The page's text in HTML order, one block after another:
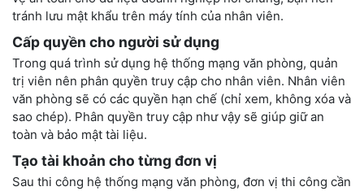
tránh lưu mật khẩu trên máy tính của nhân viên.
Cấp quyền cho người sử dụng
Trong quá trình sử dụng hệ thống mạng văn phòng, quản
trị viên nên phân quyền truy cập cho nhân viên. Nhân viên
văn phòng sẽ có các quyền hạn chế (chỉ xem, không xóa và
sao chép). Phân quyền truy cập như vậy sẽ giúp giữ an
toàn và bảo mật tài liệu.
Tạo tài khoản cho từng đơn vị
Sau thi công hệ thống mạng văn phòng, đơn vị thi công cần